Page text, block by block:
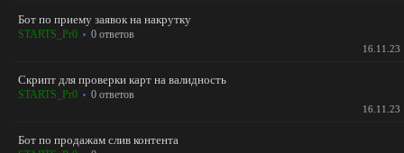
Бот по приему заявок на накрутку
STARTS_Pr0 0 ответов
16.11.23
Скрипт для проверки карт на валидность
STARTS_Pr0 0 ответов
16.11.23
Бот по продажам слив контента